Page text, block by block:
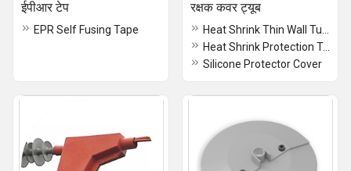
ईपीआर टेप
EPR Self Fusing Tape
रक्षक कवर ट्यूब
Heat Shrink Protection Tube
Silicone Protector Cover